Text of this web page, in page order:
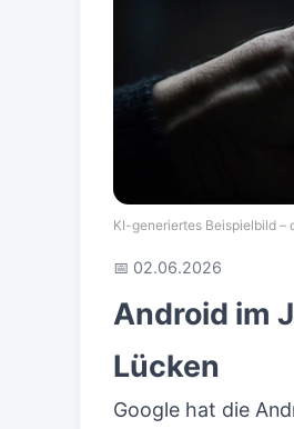
KI-generiertes Beispielbild –
📅 02.06.2026
Android im
Lücken
Google hat die